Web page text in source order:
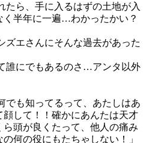
たら、手に入るはずの土地が入
く半年に一遍…わかったかい？
エさんにそんな過去があった
誰にでもあるのさ…アンタ以外
でも知ってるって、あたしはあ
して！！確かにあんたは天才
頭が良くたって、他人の痛み
何の役にもたちゃしない！」